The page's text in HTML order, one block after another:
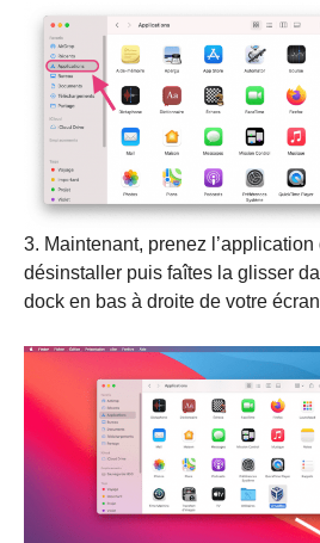
3. Maintenant, prenez
désinstaller puis faîtes la glisser
dock en bas à droite de votre